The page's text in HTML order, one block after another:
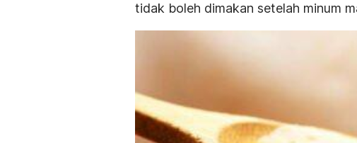
tidak boleh dimakan setelah minum